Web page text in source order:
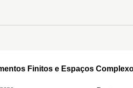
Finitos e Espaços